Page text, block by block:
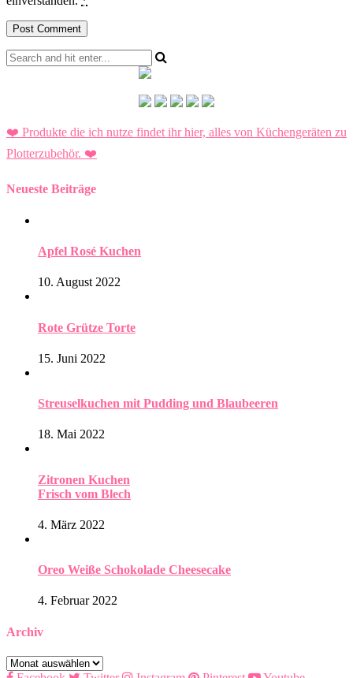
❤️ Produkte die ich nutze findet ihr hier, alles von Küchengeräten zu
Plotterzubehör. ❤️
Neueste Beiträge
Apfel Rosé Kuchen
10. August 2022
Rote Grütze Torte
15. Juni 2022
Streuselkuchen mit Pudding und Blaubeeren
18. Mai 2022
Zitronen Kuchen
Frisch vom Blech
4. März 2022
Oreo Weiße Schokolade Cheesecake
4. Februar 2022
Archiv
Archiv